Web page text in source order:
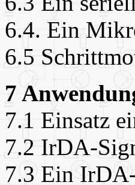
6.4. Ein
6.5
7
7.1 Einsatz
7.2 IrDA-
7.3 Ein